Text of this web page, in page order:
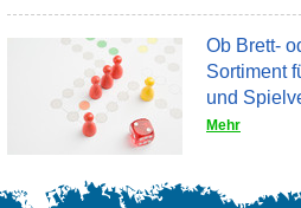
Ob Brett-
Sortiment
und
Mehr